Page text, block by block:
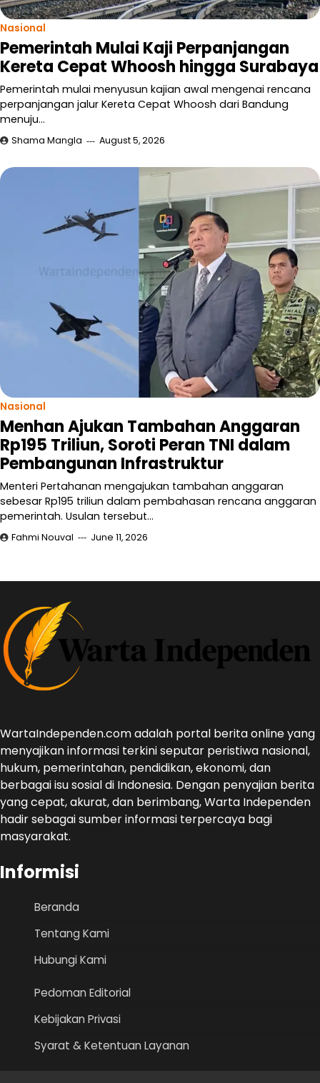
Nasional
Pemerintah Mulai Kaji Perpanjangan
Kereta Cepat Whoosh hingga Surabaya
Pemerintah mulai menyusun kajian awal mengenai rencana
perpanjangan jalur Kereta Cepat Whoosh dari Bandung
menuju…
Shama Mangla August 5, 2026
Nasional
Menhan Ajukan Tambahan Anggaran
Rp195 Triliun, Soroti Peran TNI dalam
Pembangunan Infrastruktur
Menteri Pertahanan mengajukan tambahan anggaran
sebesar Rp195 triliun dalam pembahasan rencana anggaran
pemerintah. Usulan tersebut…
Fahmi Nouval June 11, 2026
WartaIndependen.com adalah portal berita online yang
menyajikan informasi terkini seputar peristiwa nasional,
hukum, pemerintahan, pendidikan, ekonomi, dan
berbagai isu sosial di Indonesia. Dengan penyajian berita
yang cepat, akurat, dan berimbang, Warta Independen
hadir sebagai sumber informasi terpercaya bagi
masyarakat.
Informisi
Beranda
Tentang Kami
Hubungi Kami
Pedoman Editorial
Kebijakan Privasi
Syarat & Ketentuan Layanan